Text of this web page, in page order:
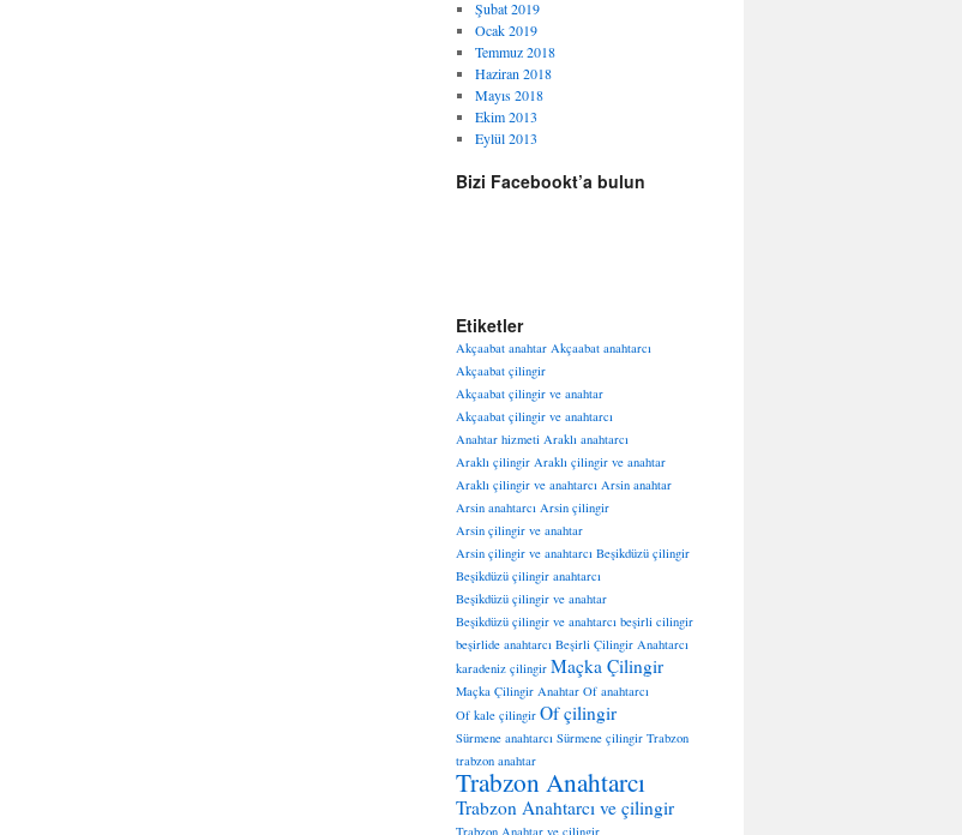
Şubat 2019
Ocak 2019
Temmuz 2018
Haziran 2018
Mayıs 2018
Ekim 2013
Eylül 2013
Bizi Facebookt’a bulun
Etiketler
Akçaabat anahtar Akçaabat anahtarcı
Akçaabat çilingir
Akçaabat çilingir ve anahtar
Akçaabat çilingir ve anahtarcı
Anahtar hizmeti Araklı anahtarcı
Araklı çilingir Araklı çilingir ve anahtar
Araklı çilingir ve anahtarcı Arsin anahtar
Arsin anahtarcı Arsin çilingir
Arsin çilingir ve anahtar
Arsin çilingir ve anahtarcı Beşikdüzü çilingir
Beşikdüzü çilingir anahtarcı
Beşikdüzü çilingir ve anahtar
Beşikdüzü çilingir ve anahtarcı beşirli cilingir
beşirlide anahtarcı Beşirli Çilingir Anahtarcı
karadeniz çilingir Maçka Çilingir
Maçka Çilingir Anahtar Of anahtarcı
Of kale çilingir Of çilingir
Sürmene anahtarcı Sürmene çilingir Trabzon
trabzon anahtar
Trabzon Anahtarcı
Trabzon Anahtarcı ve çilingir
Trabzon Anahtar ve çilingir